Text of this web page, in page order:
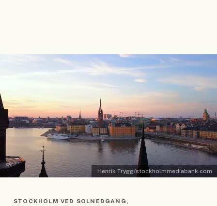
Henrik Trygg/stockholmmediabank.com
STOCKHOLM VED SOLNEDGANG,